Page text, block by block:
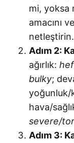
mi, yoksa
amacını
netleştirin.
Adım 2:
ağırlık:
bulky;
yoğunluk/
hava/
severe/
Adım 3: